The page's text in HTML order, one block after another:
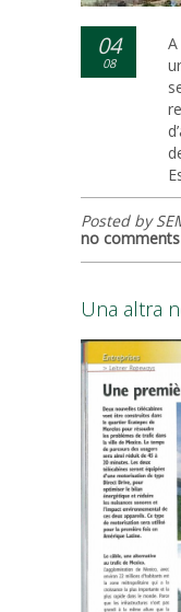
04
08
Posted by
no comments
Una altra